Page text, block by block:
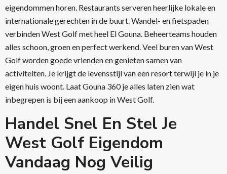
eigendommen horen. Restaurants serveren heerlijke lokale en
internationale gerechten in de buurt. Wandel- en fietspaden
verbinden West Golf met heel El Gouna. Beheerteams houden
alles schoon, groen en perfect werkend. Veel buren van West
Golf worden goede vrienden en genieten samen van
activiteiten. Je krijgt de levensstijl van een resort terwijl je in je
eigen huis woont. Laat Gouna 360 je alles laten zien wat
inbegrepen is bij een aankoop in West Golf.
Handel Snel En Stel Je
West Golf Eigendom
Vandaag Nog Veilig